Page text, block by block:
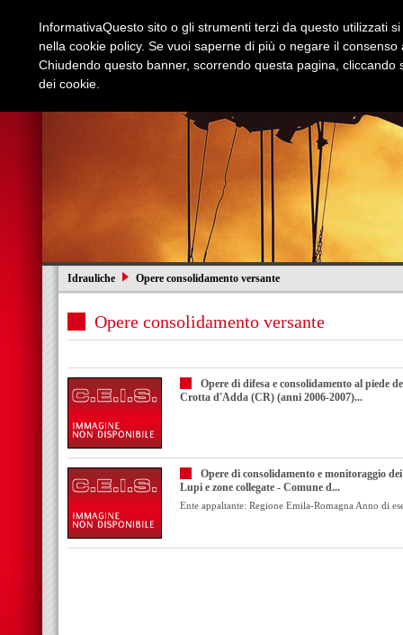
Idrauliche Opere consolidamento versante
Opere consolidamento versante
Opere di difesa e consolidamento al piede
Crotta d'Adda (CR) (anni 2006-2007)...
Opere di consolidamento e monitoraggio
Lupi e zone collegate - Comune d...
Ente appaltante: Regione Emila-Romagna Anno di
InformativaQuesto sito o gli strumenti terzi da questo utilizzati
nella cookie policy. Se vuoi saperne di più o negare il
Chiudendo questo banner, scorrendo questa pagina,
dei cookie.